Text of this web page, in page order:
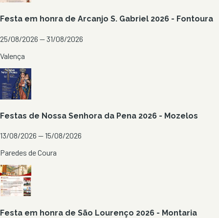
Festa em honra de Arcanjo S. Gabriel 2026 - Fontoura
25/08/2026 — 31/08/2026
Valença
Festas de Nossa Senhora da Pena 2026 - Mozelos
13/08/2026 — 15/08/2026
Paredes de Coura
Festa em honra de São Lourenço 2026 - Montaria